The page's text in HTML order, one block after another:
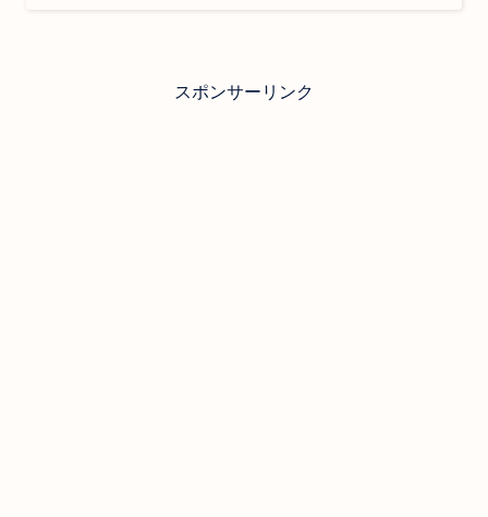
スポンサーリンク